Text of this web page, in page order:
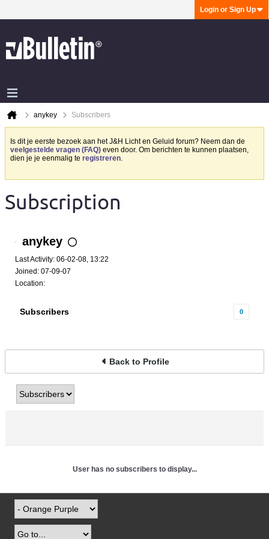
Login or Sign Up
anykey Subscribers
Is dit je eerste bezoek aan het J&H Licht en Geluid forum? Neem dan de
veelgestelde vragen (FAQ) even door. Om berichten te kunnen plaatsen,
dien je je eenmalig te registreren.
Subscription
anykey
Last Activity: 06-02-08, 13:22
Joined: 07-09-07
Location:
Subscribers 0
Back to Profile
User has no subscribers to display...